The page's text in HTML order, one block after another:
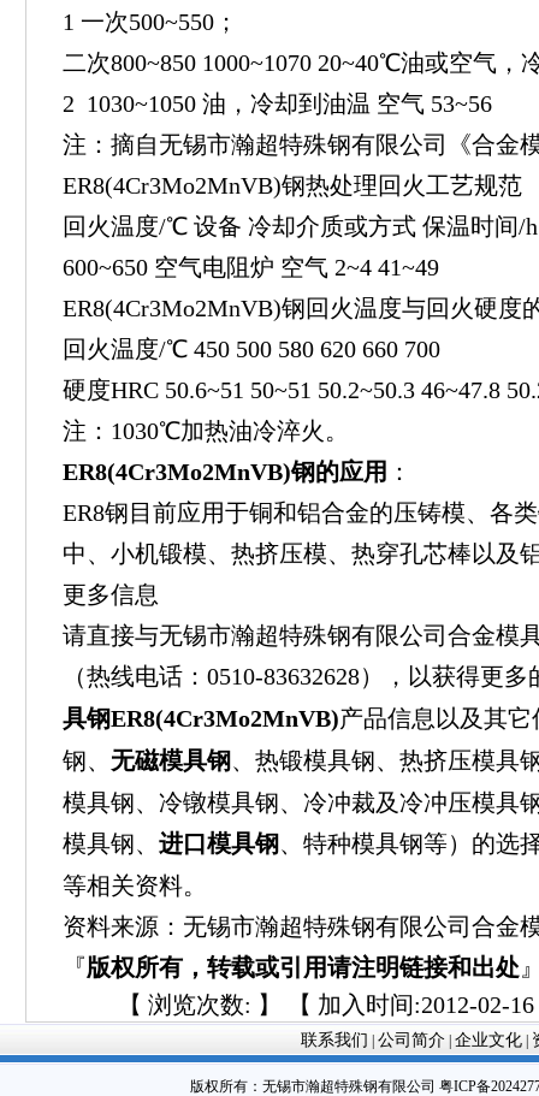
1 一次500~550；
二次800~850 1000~1070 20~40℃油或空气，
2 1030~1050 油，冷却到油温 空气 53~56
注：摘自无锡市瀚超特殊钢有限公司《合金
ER8(4Cr3Mo2MnVB)钢热处理回火工艺规范
回火温度/℃ 设备 冷却介质或方式 保温时间/
600~650 空气电阻炉 空气 2~4 41~49
ER8(4Cr3Mo2MnVB)钢回火温度与回火硬度
回火温度/℃ 450 500 580 620 660 700
硬度HRC 50.6~51 50~51 50.2~50.3 46~47.8
注：1030℃加热油冷淬火。
ER8(4Cr3Mo2MnVB)钢的应用 ：
ER8钢目前应用于铜和铝合金的压铸模、各
中、小机锻模、热挤压模、热穿孔芯棒以及
更多信息
请直接与无锡市瀚超特殊钢有限公司合金模
（热线电话：0510-83632628），以获得更
具钢ER8(4Cr3Mo2MnVB)产品信息以及其
钢、 无磁模具钢 、热锻模具钢、热挤压模具
模具钢、冷镦模具钢、冷冲裁及冷冲压模具
模具钢、 进口模具钢 、特种模具钢等）的选
等相关资料。
资料来源：无锡市瀚超特殊钢有限公司合金
『版权所有，转载或引用请注明链接和出处
【 浏览次数: 】 【 加入时间:2012-02-
联系我们 公司简介| 企业文化|
版权所有： 无锡市瀚超特殊钢有限公司 粤ICP备